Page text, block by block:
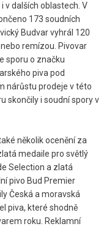
v dalších oblastech. V
173 soudních
Budvar vyhrál 120
remízou. Pivovar
sporu o značku
piva pod
nárůstu prodeje v této
skončily i soudní spory v
několik ocenění za
medaile pro světlý
Selection a zlatá
pivo Bud Premier
Česká a moravská
piva, které shodně
roku. Reklamní